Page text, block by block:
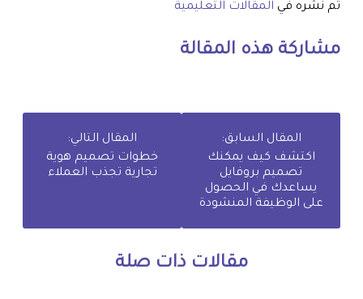
تم نشره في المقالات التعليمية
مشاركة هذه المقالة
المقال السابق:
اكتشف كيف يمكنك
تصميم بروفايل
يساعدك في الحصول
على الوظيفة المنشودة
المقال التالي:
خطوات تصميم هوية
تجارية تجذب العملاء
مقالات ذات صلة